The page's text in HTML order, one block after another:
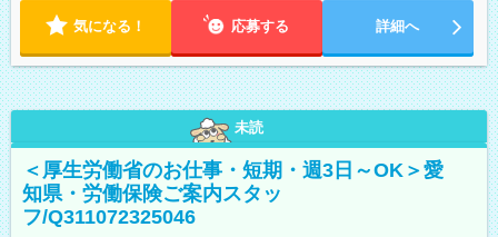
気になる！ 応募する 詳細へ
未読
＜厚生労働省のお仕事・短期・週3日～OK＞愛
知県・労働保険ご案内スタッ
フ/Q311072325046